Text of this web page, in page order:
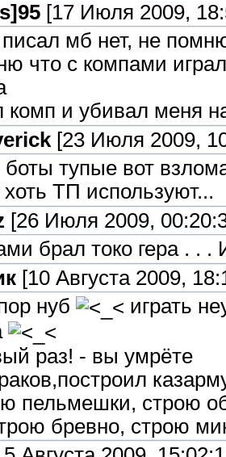
[17 Июля 2009,
мб нет, не
что с компами
комп и убивал меня
[23 Июля 2009,
тупые вот
ТП используют...
[26 Июля 2009,
брал токо гера . . .
[10 Августа 2009,
нуб
играть
раз! - вы умрёте
пельмешки, строю
бревно, строю